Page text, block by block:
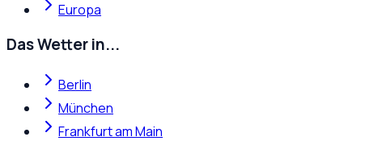
Europa
Das Wetter in...
Berlin
München
Frankfurt am Main